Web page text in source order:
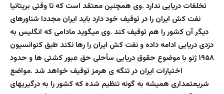
تخلفات دريايى ندارد .وی همچنین معتقد است که تا وقتى بريتانيا
نفت كش ايران را در توقيف خود دارد بايد ایران مجددا شناورهاى
ديگر آن كشور را هم توقيف کند .وی میگوید مادامى كه انگليس به
دزدى دريايى ادامه داده و نفت كش ايران را رها نكند طبق كنوانسيون
۱۹۵۸ ژنو با موضوع حقوق دريايى سأحلى حق عبور كشتى ها و حدود
اختيارات ايران در تنگه ى هرمز توقيف خواهد شد .مواضع
شریعتمداری همیشه به گونه تنظیم شده که کشور را به درگیریهای